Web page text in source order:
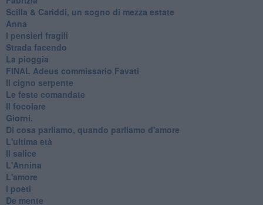
​Scilla & Cariddi, un sogno di mezza estate
Anna
I pensieri fragili
Strada facendo
La pioggia
FINAL Adeus commissario Favati
Il cigno serpente
Le feste comandate
Il focolare
Giorni.
Di cosa parliamo, quando parliamo d'amore
L'ultima età
Il salice
L'Annina
L'amore
I poeti
De mente